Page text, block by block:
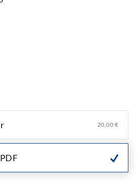
20,00 €